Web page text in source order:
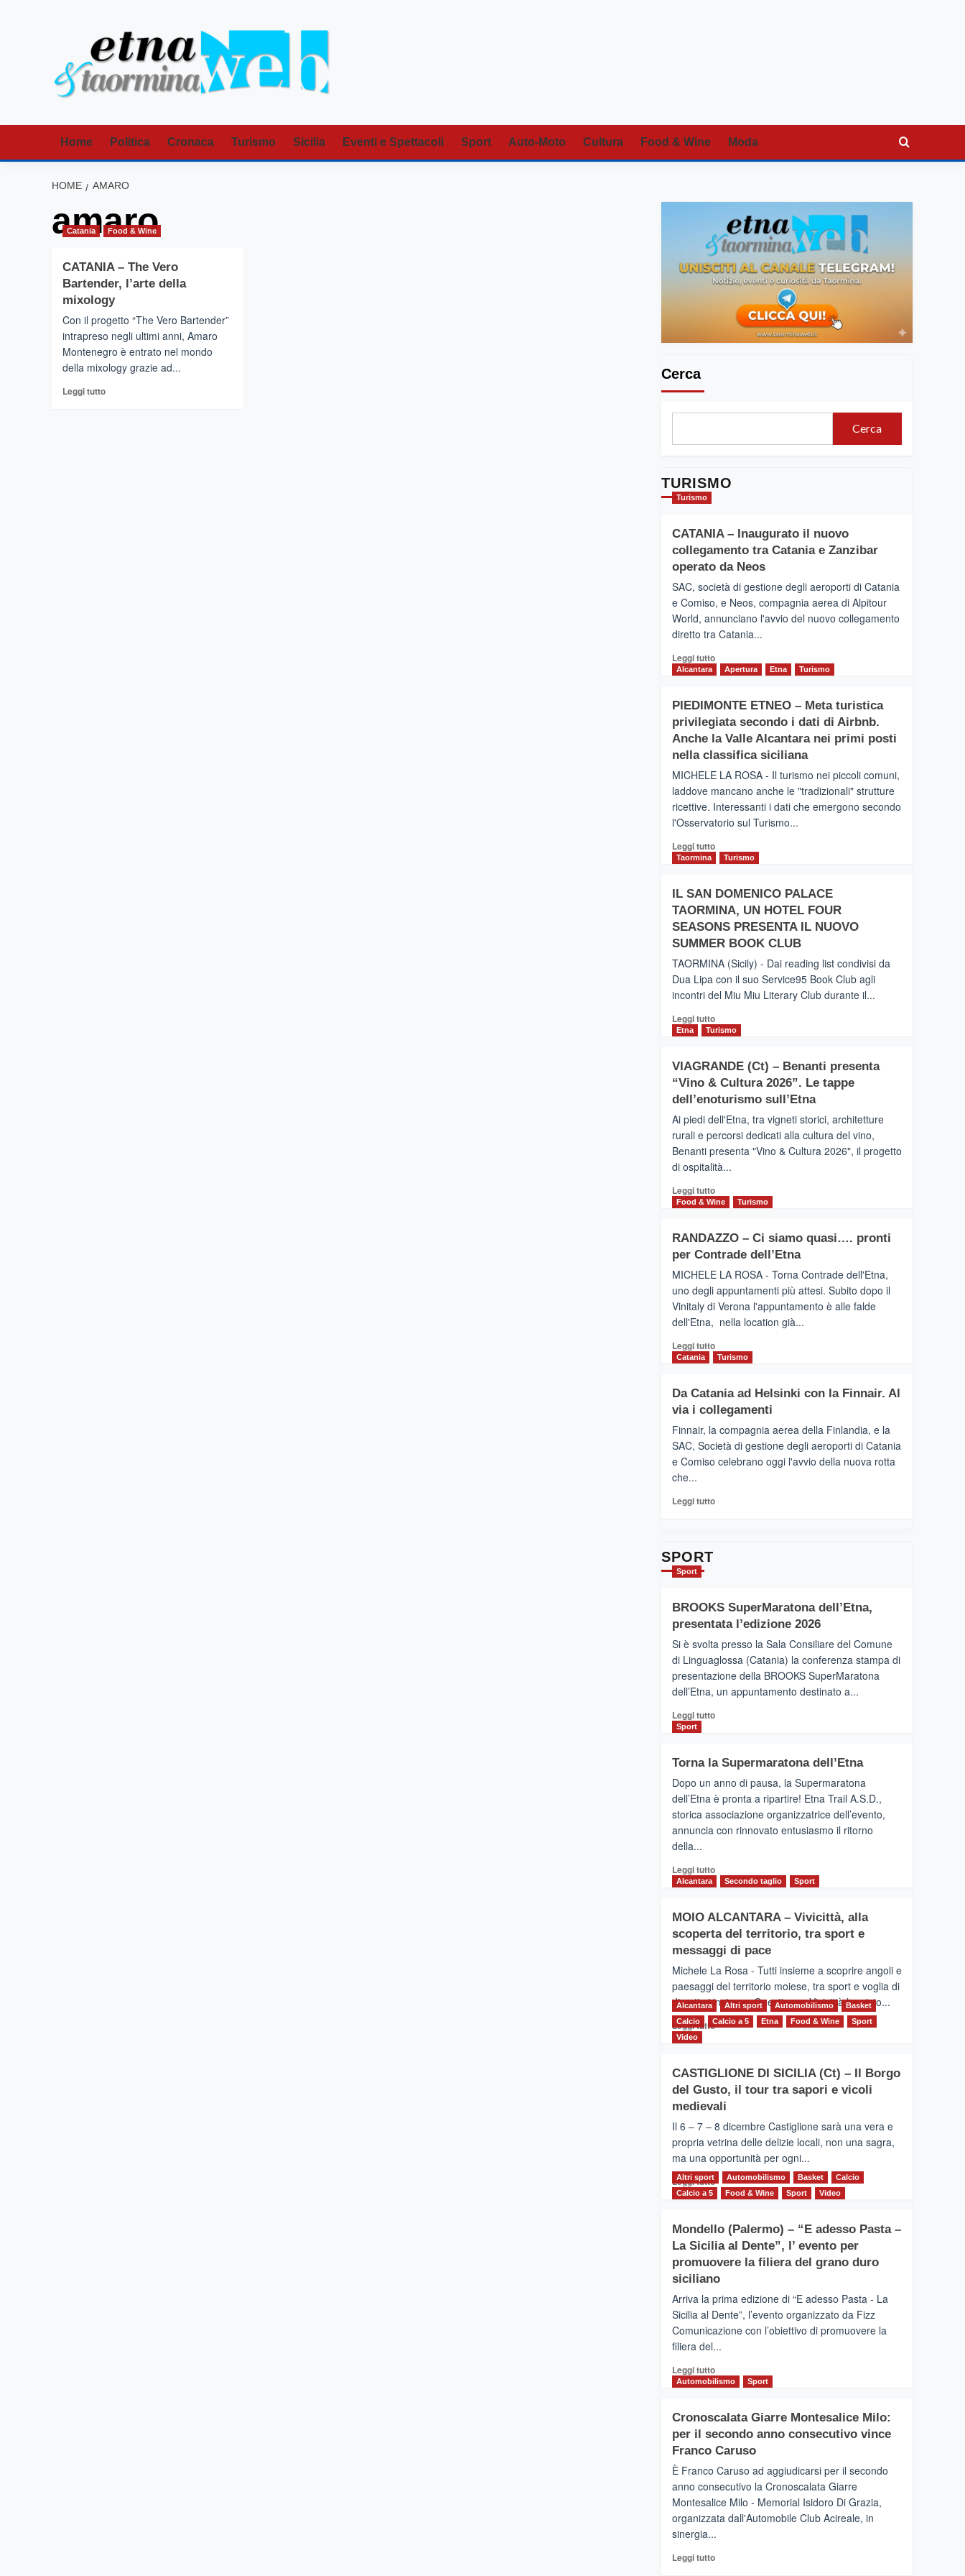
Home Politica Cronaca Turismo Sicilia Eventi e Spettacoli Sport Auto-Moto Cultura Food & Wine Moda
HOME AMARO
amaro
Catania Food & Wine
CATANIA – The Vero
Bartender, l’arte della
mixology
Con il progetto “The Vero Bartender”
intrapreso negli ultimi anni, Amaro
Montenegro è entrato nel mondo
della mixology grazie ad...
Leggi tuttoLeggi
Cerca
Cerca
TURISMO
Turismo
CATANIA – Inaugurato il nuovo
collegamento tra Catania e Zanzibar
operato da Neos
SAC, società di gestione degli aeroporti di Catania
e Comiso, e Neos, compagnia aerea di Alpitour
World, annunciano l'avvio del nuovo collegamento
diretto tra Catania...
Leggi tuttoLeggi
CATANIA
–
Inaugurato
il
collegamento
tra
Catania
e
operato
da
Alcantara Apertura Etna Turismo
PIEDIMONTE ETNEO – Meta turistica
privilegiata secondo i dati di Airbnb.
Anche la Valle Alcantara nei primi posti
nella classifica siciliana
MICHELE LA ROSA - Il turismo nei piccoli comuni,
laddove mancano anche le "tradizionali" strutture
ricettive. Interessanti i dati che emergono secondo
l'Osservatorio sul Turismo...
Leggi tuttoLeggi
PIEDIMONTE
ETNEO
–
Meta
privilegiata
secondo
i
di
Airbnb.
la
Valle
Alcantara
nei
primi
classifica
siciliana
Taormina Turismo
IL SAN DOMENICO PALACE
TAORMINA, UN HOTEL FOUR
SEASONS PRESENTA IL NUOVO
SUMMER BOOK CLUB
TAORMINA (Sicily) - Dai reading list condivisi da
Dua Lipa con il suo Service95 Book Club agli
incontri del Miu Miu Literary Club durante il...
Leggi tuttoLeggi
di
IL
SAN
DOMENICO
TAORMINA,
UN
HOTEL
FOUR
PRESENTA
IL
SUMMER
BOOK
CLUB
Etna Turismo
VIAGRANDE (Ct) – Benanti presenta
“Vino & Cultura 2026”. Le tappe
dell’enoturismo sull’Etna
Ai piedi dell'Etna, tra vigneti storici, architetture
rurali e percorsi dedicati alla cultura del vino,
Benanti presenta "Vino & Cultura 2026", il progetto
di ospitalità...
Leggi tuttoLeggi
di
VIAGRANDE
(Ct)
–
presenta
“Vino
&
2026”.
Le
dell’enoturismo
sull’Etna
Food & Wine Turismo
RANDAZZO – Ci siamo quasi…. pronti
per Contrade dell’Etna
MICHELE LA ROSA - Torna Contrade dell'Etna,
uno degli appuntamenti più attesi. Subito dopo il
Vinitaly di Verona l'appuntamento è alle falde
dell'Etna, nella location già...
Leggi tuttoLeggi
di
RANDAZZO
–
siamo
quasi….
pronti
dell’Etna
Catania Turismo
Da Catania ad Helsinki con la Finnair. Al
via i collegamenti
Finnair, la compagnia aerea della Finlandia, e la
SAC, Società di gestione degli aeroporti di Catania
e Comiso celebrano oggi l'avvio della nuova rotta
che...
Leggi tuttoLeggi
con
la
Al
via
i
collegamenti
SPORT
Sport
BROOKS SuperMaratona dell’Etna,
presentata l’edizione 2026
Si è svolta presso la Sala Consiliare del Comune
di Linguaglossa (Catania) la conferenza stampa di
presentazione della BROOKS SuperMaratona
dell’Etna, un appuntamento destinato a...
Leggi tuttoLeggi
BROOKS
SuperMaratona
dell’Etna,
presentata
l’edizione
2026
Sport
Torna la Supermaratona dell’Etna
Dopo un anno di pausa, la Supermaratona
dell’Etna è pronta a ripartire! Etna Trail A.S.D.,
storica associazione organizzatrice dell’evento,
annuncia con rinnovato entusiasmo il ritorno
della...
Leggi tuttoLeggi
Torna
la
Supermaratona
Alcantara Secondo taglio Sport
MOIO ALCANTARA – Vivicittà, alla
scoperta del territorio, tra sport e
messaggi di pace
Michele La Rosa - Tutti insieme a scoprire angoli e
paesaggi del territorio moiese, tra sport e voglia di
divertirsi insieme. Quest'anno Vivicittà ha visto...
Leggi tuttoLeggi
MOIO
ALCANTARA
–
alla
scoperta
del
territorio,
tra
sport
messaggi
di
Alcantara Altri sport Automobilismo
Basket
Calcio
Calcio a 5 Etna Food & Wine
Sport
Video
CASTIGLIONE DI SICILIA (Ct) – Il Borgo
del Gusto, il tour tra sapori e vicoli
medievali
Il 6 – 7 – 8 dicembre Castiglione sarà una vera e
propria vetrina delle delizie locali, non una sagra,
ma una opportunità per ogni...
Leggi tuttoLeggi
CASTIGLIONE
DI
SICILIA
(Ct)
Il
Borgo
del
tour
tra
vicoli
medievali
Altri sport Automobilismo Basket
Calcio
Calcio a 5
Food & Wine Sport Video
Mondello (Palermo) – “E adesso Pasta –
La Sicilia al Dente”, l’ evento per
promuovere la filiera del grano duro
siciliano
Arriva la prima edizione di “E adesso Pasta - La
Sicilia al Dente”, l’evento organizzato da Fizz
Comunicazione con l’obiettivo di promuovere la
filiera del...
Leggi tuttoLeggi
di
Mondello
(Palermo)
–
adesso
Pasta
–
La
Dente”,
Automobilismo Sport
Cronoscalata Giarre Montesalice Milo:
per il secondo anno consecutivo vince
Franco Caruso
È Franco Caruso ad aggiudicarsi per il secondo
anno consecutivo la Cronoscalata Giarre
Montesalice Milo - Memorial Isidoro Di Grazia,
organizzata dall'Automobile Club Acireale, in
sinergia...
Leggi tuttoLeggi